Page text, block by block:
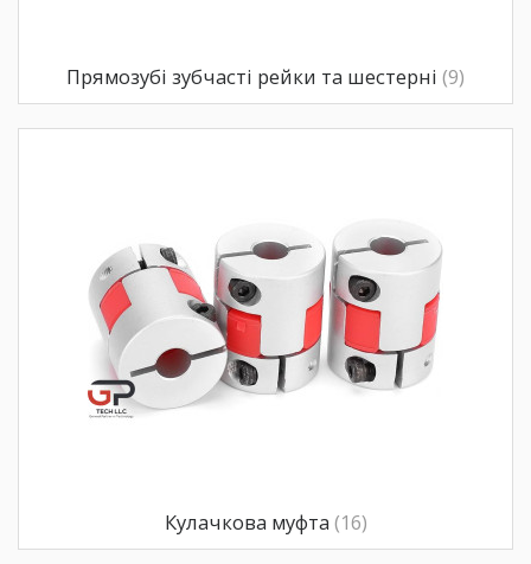
Прямозубі зубчасті рейки та шестерні (9)
Кулачкова муфта (16)